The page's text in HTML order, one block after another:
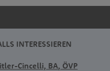
INTERESSIEREN
Cincelli, BA, ÖVP